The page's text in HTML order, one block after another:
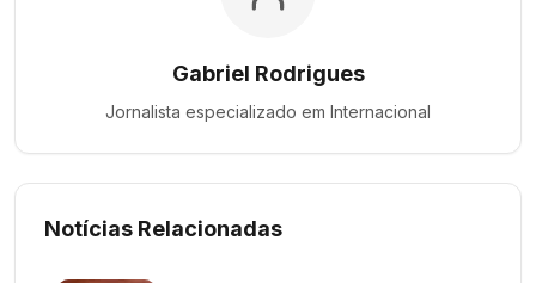
Gabriel Rodrigues
Jornalista especializado em Internacional
Notícias Relacionadas